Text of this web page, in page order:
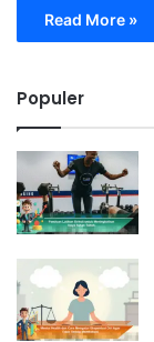
Read More »
Populer